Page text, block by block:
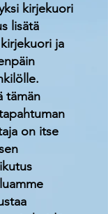
kirjekuori
lisätä
ja
tämän
on itse